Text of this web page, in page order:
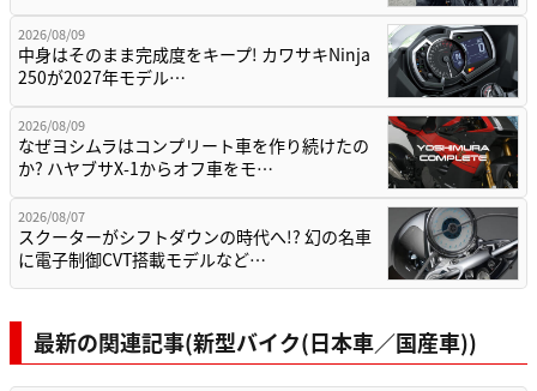
2026/08/09
中身はそのまま完成度をキープ! カワサキNinja
250が2027年モデル…
2026/08/09
なぜヨシムラはコンプリート車を作り続けたの
か? ハヤブサX-1からオフ車をモ…
2026/08/07
スクーターがシフトダウンの時代へ!? 幻の名車
に電子制御CVT搭載モデルなど…
最新の関連記事(新型バイク(日本車／国産車))